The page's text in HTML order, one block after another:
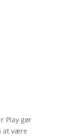
Play gør
at være